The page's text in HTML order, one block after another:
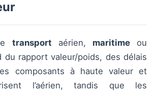
transport aérien, maritimeou
du rapport valeur/poids, des délais
composants à haute valeur et
l’aérien, tandis que les